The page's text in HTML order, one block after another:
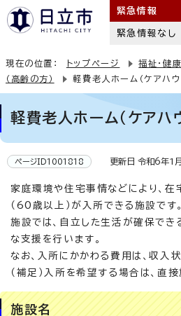
緊急情報
緊急情報なし
現在の位置： トップページ 福祉・健康
（高齢の方）
軽費老人ホーム（ケアハ
軽費老人ホーム（ケア
ページID1001818 更新日 令和6年1
家庭環境や住宅事情などにより、
（60歳以上）が入所できる施設です。
施設では、自立した生活が確保でき
な支援を行います。
なお、入所にかかわる費用は、収入
（補足）入所を希望する場合は、直
施設名